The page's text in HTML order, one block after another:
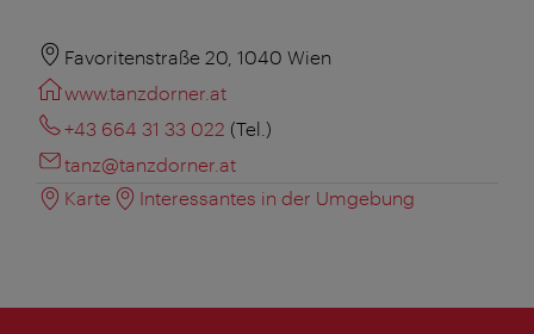
Favoritenstraße 20, 1040 Wien
www.tanzdorner.at
+43 664 31 33 022 (Tel.)
tanz@tanzdorner.at
Karte
Interessantes in der Umgebung